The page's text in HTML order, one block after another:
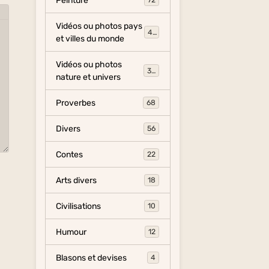
Vidéos ou photos pays
et villes du monde
454
Vidéos ou photos
nature et univers
325
Proverbes 68
Divers 56
Contes 22
Arts divers 18
Civilisations 10
Humour 12
Blasons et devises 4